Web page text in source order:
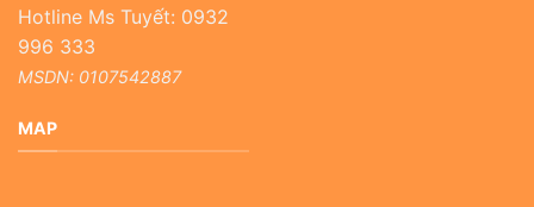
Hotline Ms Tuyết: 0932
996 333
MSDN: 0107542887
MAP